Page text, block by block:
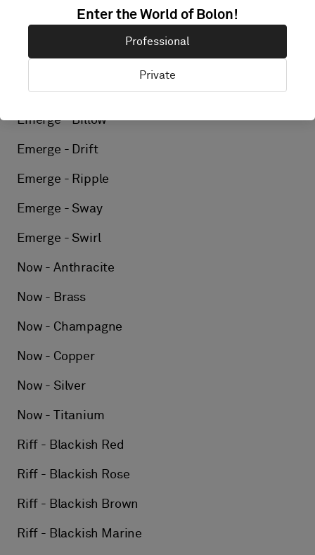
Elements - Flint
Emerge - Arise
Emerge - Billow
Emerge - Drift
Emerge - Ripple
Emerge - Sway
Emerge - Swirl
Now - Anthracite
Now - Brass
Now - Champagne
Now - Copper
Now - Silver
Now - Titanium
Riff - Blackish Red
Riff - Blackish Rose
Riff - Blackish Brown
Riff - Blackish Marine
Enter the World of Bolon!
Professional
Private